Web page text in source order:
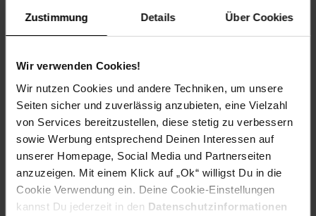
Zustimmung Details Über Cookies
Wir verwenden Cookies!
Wir nutzen Cookies und andere Techniken, um unsere
Seiten sicher und zuverlässig anzubieten, eine Vielzahl
von Services bereitzustellen, diese stetig zu verbessern
sowie Werbung entsprechend Deinen Interessen auf
unserer Homepage, Social Media und Partnerseiten
anzuzeigen. Mit einem Klick auf „Ok“ willigst Du in die
Cookie Verwendung ein. Deine Cookie-Einstellungen
kannst Du jederzeit in den Datenschutzinformationen
Tonformate: Dual Stereo/Nicam
Dolby Digital Plus
Dolby Audio
DTS Virtual X + DTS HD
5 Band Equalizer